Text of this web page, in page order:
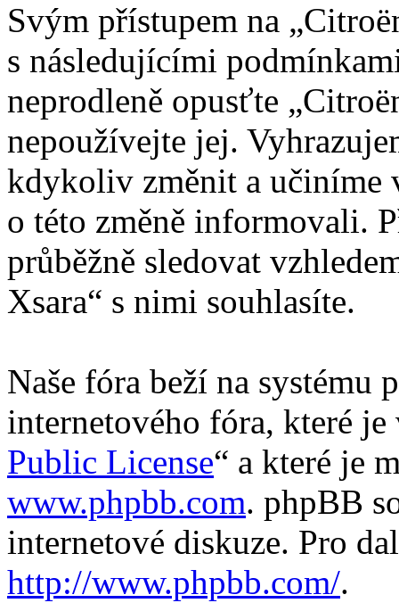
Svým přístupem na
s následujícími
neprodleně opusťte
nepoužívejte jej.
kdykoliv změnit a učiníme
o této změně informovali.
průběžně sledovat
Xsara“ s nimi souhlasíte.
Naše fóra beží na systému
internetového fóra, které
Public License“ a které je
www.phpbb.com. phpBB
internetové diskuze. Pro
http://www.phpbb.com/.